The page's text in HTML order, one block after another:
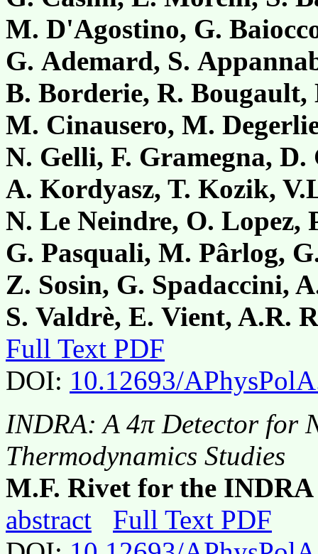
M. D'Agostino, G.
G. Ademard, S.
B. Borderie, R.
M. Cinausero, M.
N. Gelli, F. Gramegna,
A. Kordyasz, T. Kozik,
N. Le Neindre, O. Lopez,
G. Pasquali, M. Pârlog,
Z. Sosin, G. Spadaccini,
S. Valdrè, E. Vient, A.R.
Full Text PDF
DOI: 10.12693/
INDRA: A 4π Detector for
Thermodynamics Studies
M.F. Rivet for the
abstract
Full Text PDF